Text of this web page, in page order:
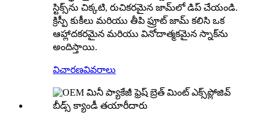
స్టిక్స్‌ను చిక్కటి, రుచికరమైన జామ్‌లో డిప్ చేయండి.
క్రిస్పీ కుకీలు మరియు తీపి ఫ్రూట్ జామ్ కలిసి ఒక
ఆహ్లాదకరమైన మరియు వినోదాత్మకమైన స్నాక్‌ను
అందిస్తాయి.
విచారణవివరాలు